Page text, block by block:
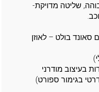
שליטה מדויקת-
בולט – לאוזן
בעיצוב מודרני
בגימור ספורט)